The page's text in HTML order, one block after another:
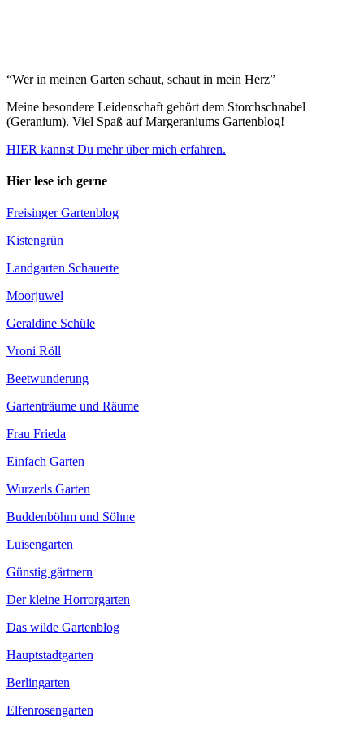
“Wer in meinen Garten schaut, schaut in mein Herz”
Meine besondere Leidenschaft gehört dem Storchschnabel
(Geranium). Viel Spaß auf Margeraniums Gartenblog!
HIER kannst Du mehr über mich erfahren.
Hier lese ich gerne
Freisinger Gartenblog
Kistengrün
Landgarten Schauerte
Moorjuwel
Geraldine Schüle
Vroni Röll
Beetwunderung
Gartenträume und Räume
Frau Frieda
Einfach Garten
Wurzerls Garten
Buddenböhm und Söhne
Luisengarten
Günstig gärtnern
Der kleine Horrorgarten
Das wilde Gartenblog
Hauptstadtgarten
Berlingarten
Elfenrosengarten